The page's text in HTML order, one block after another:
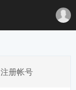
注册帐号